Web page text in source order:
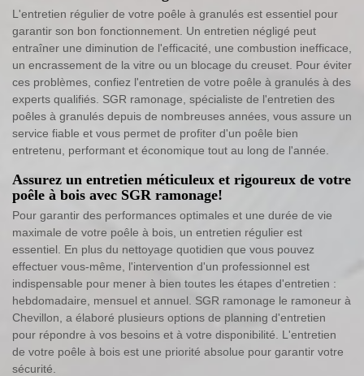
L'entretien régulier de votre poêle à granulés est essentiel pour
garantir son bon fonctionnement. Un entretien négligé peut
entraîner une diminution de l'efficacité, une combustion inefficace,
un encrassement de la vitre ou un blocage du creuset. Pour éviter
ces problèmes, confiez l'entretien de votre poêle à granulés à des
experts qualifiés. SGR ramonage, spécialiste de l'entretien des
poêles à granulés depuis de nombreuses années, vous assure un
service fiable et vous permet de profiter d'un poêle bien
entretenu, performant et économique tout au long de l'année.
Assurez un entretien méticuleux et rigoureux de votre
poêle à bois avec SGR ramonage!
Pour garantir des performances optimales et une durée de vie
maximale de votre poêle à bois, un entretien régulier est
essentiel. En plus du nettoyage quotidien que vous pouvez
effectuer vous-même, l'intervention d'un professionnel est
indispensable pour mener à bien toutes les étapes d'entretien :
hebdomadaire, mensuel et annuel. SGR ramonage le ramoneur à
Chevillon, a élaboré plusieurs options de planning d'entretien
pour répondre à vos besoins et à votre disponibilité. L'entretien
de votre poêle à bois est une priorité absolue pour garantir votre
sécurité.